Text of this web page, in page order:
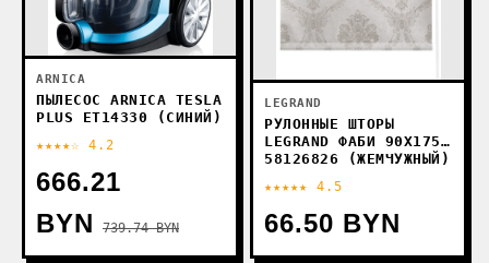
ARNICA
ПЫЛЕСОС ARNICA TESLA
PLUS ET14330 (СИНИЙ)
★★★★☆ 4.2
666.21
BYN
739.74 BYN
LEGRAND
РУЛОННЫЕ ШТОРЫ
LEGRAND ФАБИ 90X175
58126826 (ЖЕМЧУЖНЫЙ)
★★★★★ 4.5
66.50 BYN